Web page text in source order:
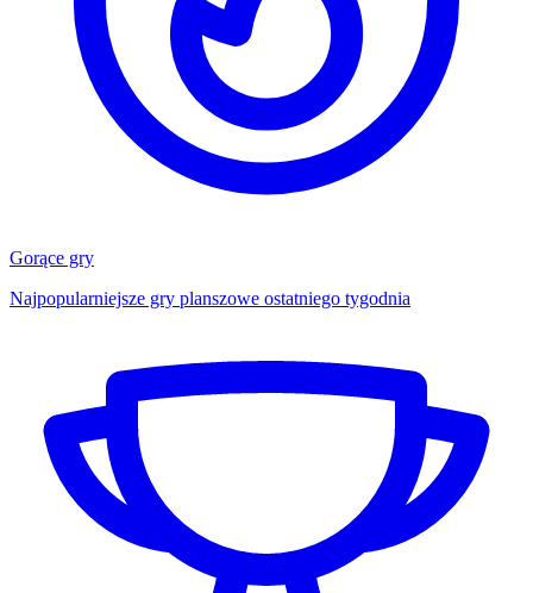
Gorące gry
Najpopularniejsze gry planszowe ostatniego tygodnia